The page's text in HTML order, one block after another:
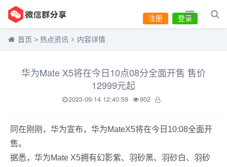
登录
注册
首页 > 热点资讯 内容详情
华为Mate X5将在今日10点08分全面开售 售价
12999元起
2023-09-14 12:40:59 902
同在刚刚，华为宣布，华为MateX5将在今日10:08全面开
售。
据悉，华为Mate X5拥有幻影紫、羽砂黑、羽砂白、羽砂